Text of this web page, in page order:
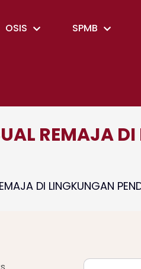
OSIS SPMB
REMAJA
DI LINGKUNGAN